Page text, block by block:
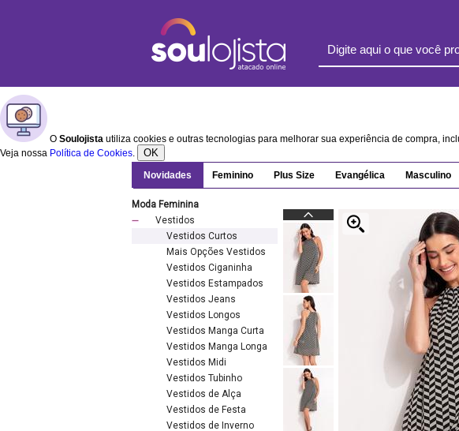
O Soulojista utiliza cookies e outras tecnologias para melhorar sua experiência de compra,
Veja nossa Política de Cookies. OK
Novidades Feminino Plus Size Evangélica Masculino
Moda Feminina
Vestidos
Vestidos Curtos
Mais Opções Vestidos
Vestidos Ciganinha
Vestidos Estampados
Vestidos Jeans
Vestidos Longos
Vestidos Manga Curta
Vestidos Manga Longa
Vestidos Midi
Vestidos Tubinho
Vestidos de Alça
Vestidos de Festa
Vestidos de Inverno